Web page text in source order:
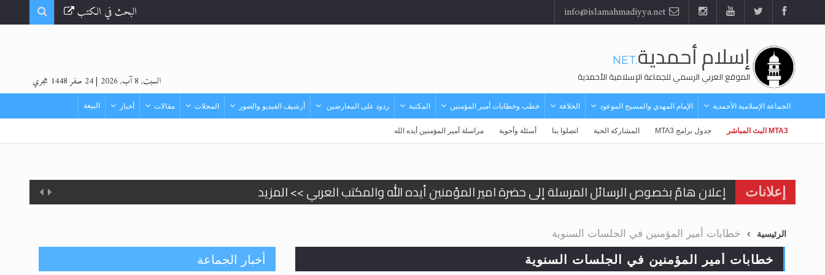
البحث في الكتب
إسلام أحمدية.NET
الموقع العربي الرسمي للجماعة الإسلامية الأحمدية السبت, 8 آب, 2026 |24 صفر 1448 هجري
الجماعة الإسلامية الأحمدية الإمام المهدي والمسيح الموعود الخلافة خطب وخطابات أمير المؤمنين المكتبة ردود على المعارضين أرشيف الفيديو والصور المجلات مقالات أخبار البيعة
MTA3 البث المباشر جدول برامج MTA3 المشاركة الحية اتصلوا بنا أسئلة وأجوبة مراسلة أمير المؤمنين أيده الله
إعلانات
إعلان هامّ بخصوص الرسائل المرسلة إلى حضرة امير المؤمنين أيده الله والمكتب العربي >> المزيد
اقرأ هذا الكتاب وتعرّف على حقيقة الإسراء والمعراج >> المزيد
الرئيسية خطابات أمير المؤمنين في الجلسات السنوية
خطابات أمير المؤمنين في الجلسات السنوية أخبار الجماعة